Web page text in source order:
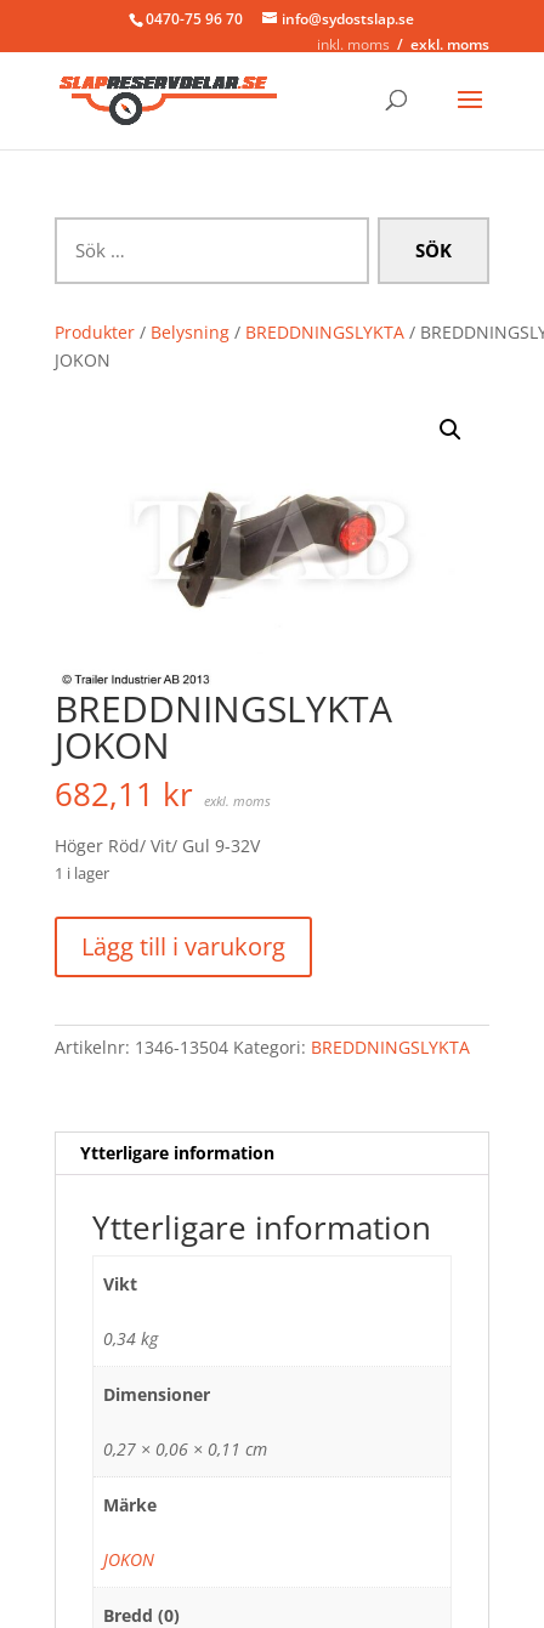
0470-75 96 70
info@sydostslap.se
inkl. moms
exkl. moms
efter:
Produkter/ Belysning/ BREDDNINGSLYKTA/
JOKON
BREDDNINGSLYKTA
JOKON
682,11 kr exkl. moms
Höger Röd/ Vit/ Gul 9-32V
1 i lager
JOKON
mängd
Lägg till i varukorg
Artikelnr: 1346-13504 Kategori: BREDDNINGSLYKTA
Ytterligare information
Ytterligare information
Vikt
0,34 kg
Dimensioner
0,27 × 0,06 × 0,11 cm
Märke
JOKON
Bredd (0)